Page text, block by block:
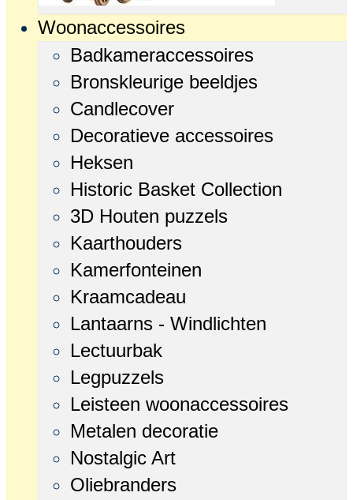
Woonaccessoires
Badkameraccessoires
Bronskleurige beeldjes
Candlecover
Decoratieve accessoires
Heksen
Historic Basket Collection
3D Houten puzzels
Kaarthouders
Kamerfonteinen
Kraamcadeau
Lantaarns - Windlichten
Lectuurbak
Legpuzzels
Leisteen woonaccessoires
Metalen decoratie
Nostalgic Art
Oliebranders